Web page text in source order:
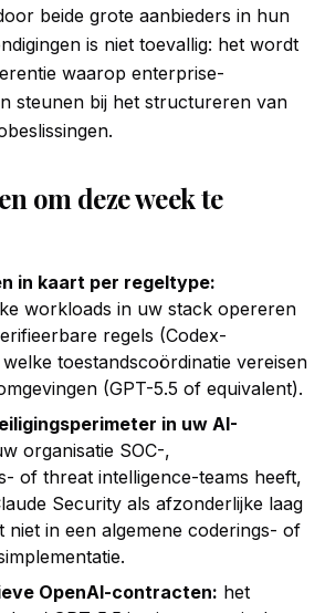
beide grote aanbieders in hun
is niet toevallig: het wordt
waarop enterprise-
steunen bij het structureren van
om deze week te
in kaart per regeltype:
workloads in uw stack opereren
regels (Codex-
toestandscoördinatie vereisen
(GPT-5.5 of equivalent).
in uw AI-
organisatie SOC-,
of threat intelligence-teams heeft,
Security als afzonderlijke laag
in een algemene coderings- of
OpenAI-contracten: het